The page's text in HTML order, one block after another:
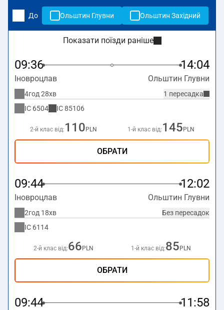
До Ольштин Глувни Ольштин Західний
Показати поїзди раніше
09:36 14:04
Іновроцлав Ольштин Глувни
1 пересадка
4год 28хв
IC 6504 IC85106
2-й клас від: 110 PLN 1-й клас від: 145 PLN
ОБРАТИ
09:44 12:02
Іновроцлав Ольштин Глувни
Без пересадок
2год 18хв
IC 6114
2-й клас від:66 PLN 1-й клас від:85 PLN
ОБРАТИ
09:44 11:58